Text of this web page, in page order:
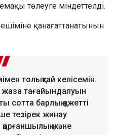
төлеуге міндеттелді.
қанағаттанатынын
толықтай келісемін.
жаза тағайындалуын
сотта барлық қажетті
тезірек жинау
қорғаншылық және